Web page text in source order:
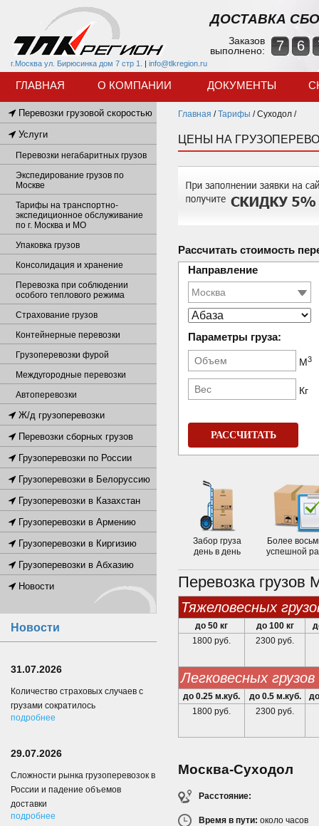
г.Москва ул. Бирюсинка дом 7 стр 1. | info@tlkregion.ru
ДОСТАВКА
Заказов
выполнено:
7 6
ГЛАВНАЯ О КОМПАНИИ ДОКУМЕНТЫ
Главная /Тарифы /Суходол /
ЦЕНЫ НА
Рассчитать стоимость
Направление
Параметры груза:
М3
Кг
РАССЧИТАТЬ
Забор груза
день в день
Более
успешной
Перевозка грузов
тяжеловесных
до 50 кг до 100 кг
1800 руб.
2300 руб.
легковесных грузов
до 0.25 м.куб. до 0.5 м.куб.
1800 руб.
2300 руб.
Москва-Суходол
Расстояние:
Время в пути: около часов
Перевозки грузовой скоростью
Услуги
Перевозки негабаритных грузов
Экспедирование грузов по
Москве
Тарифы на транспортно-
экспедиционное обслуживание
по г. Москва и МО
Упаковка грузов
Консолидация и хранение
Перевозка при соблюдении
особого теплового режима
Страхование грузов
Контейнерные перевозки
Грузоперевозки фурой
Междугородные перевозки
Автоперевозки
Ж/д грузоперевозки
Перевозки сборных грузов
Грузоперевозки по России
Грузоперевозки в Белоруссию
Грузоперевозки в Казахстан
Грузоперевозки в Армению
Грузоперевозки в Киргизию
Грузоперевозки в Абхазию
Новости
Новости
31.07.2026
Количество страховых случаев с
грузами сократилось
подробнее
29.07.2026
Сложности рынка грузоперевозок в
России и падение объемов
доставки
подробнее